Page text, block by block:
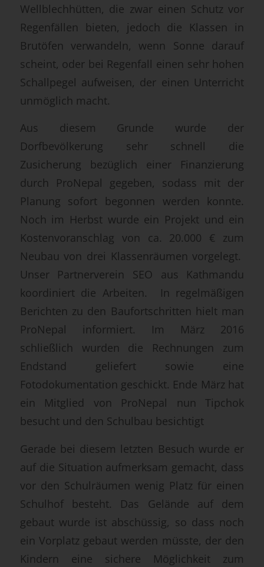
Wellblechhütten, die zwar einen Schutz vor
Regenfällen bieten, jedoch die Klassen in
Brutöfen verwandeln, wenn Sonne darauf
scheint, oder bei Regenfall einen sehr hohen
Schallpegel aufweisen, der einen Unterricht
unmöglich macht.
Aus diesem Grunde wurde der
Dorfbevölkerung sehr schnell die
Zusicherung bezüglich einer Finanzierung
durch ProNepal gegeben, sodass mit der
Planung sofort begonnen werden konnte.
Noch im Herbst wurde ein Projekt und ein
Kostenvoranschlag von ca. 20.000 € zum
Neubau von drei Klassenräumen vorgelegt.
Unser Partnerverein SEO aus Kathmandu
koordiniert die Arbeiten. In regelmäßigen
Berichten zu den Baufortschritten hielt man
ProNepal informiert. Im März 2016
schließlich wurden die Rechnungen zum
Endstand geliefert sowie eine
Fotodokumentation geschickt. Ende März hat
ein Mitglied von ProNepal nun Tipchok
besucht und den Schulbau besichtigt
Gerade bei diesem letzten Besuch wurde er
auf die Situation aufmerksam gemacht, dass
vor den Schulräumen wenig Platz für einen
Schulhof besteht. Das Gelände auf dem
gebaut wurde ist abschüssig, so dass noch
ein Vorplatz gebaut werden müsste, der den
Kindern eine sichere Möglichkeit zum